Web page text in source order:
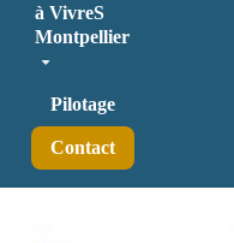
à VivreS
Montpellier
Pilotage
Contact